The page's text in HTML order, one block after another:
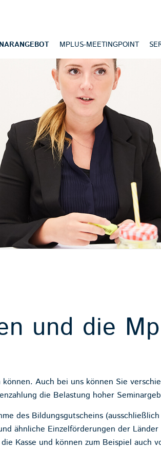
MPLUS-MEETINGPOINT
und die
Auch bei uns können Sie
die Belastung hoher
des Bildungsgutscheins
ähnliche Einzelförderungen der
Kasse und können zum Beispiel auch